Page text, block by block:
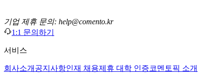
기업 제휴 문의: help@comento.kr
1:1 문의하기
서비스
회사소개 공지사항인재 채용제휴 대학 인증코멘토픽 소개